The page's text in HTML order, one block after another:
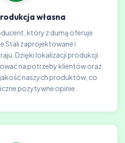
własna
który z dumą oferuje
Stali zaprojektowane i
Dzięki lokalizacji produkcji
na potrzeby klientów oraz
naszych produktów, co
pozytywne opinie.